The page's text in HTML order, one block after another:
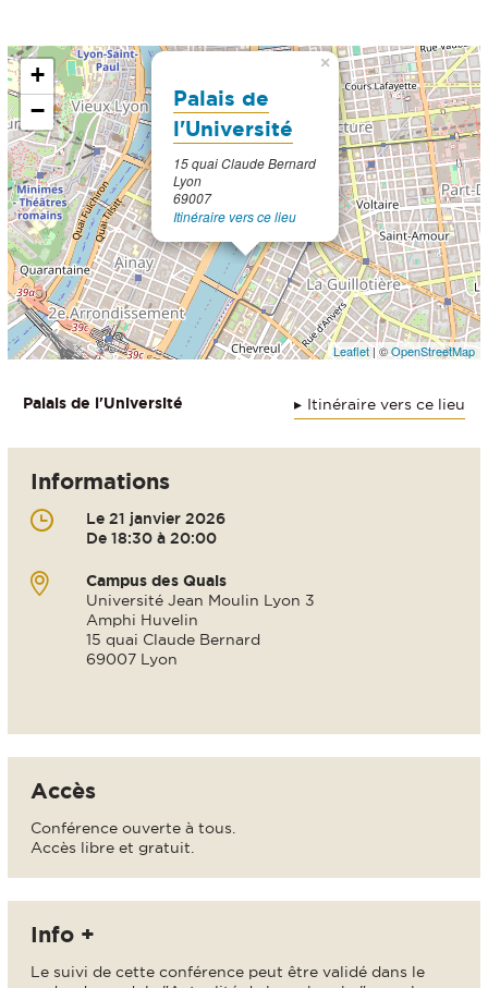
Palais de
l'Université
15 quai Claude Bernard
Lyon
69007
Itinéraire vers ce lieu
×
+
−
Leaflet| ©OpenStreetMap
Itinéraire vers ce lieu
Palais de l'Université
Informations
Le 21 janvier 2026
De 18:30 à 20:00
Campus des Quais
Université Jean Moulin Lyon 3
Amphi Huvelin
15 quai Claude Bernard
69007 Lyon
Accès
Conférence ouverte à tous.
Accès libre et gratuit.
Info +
Le suivi de cette conférence peut être validé dans le